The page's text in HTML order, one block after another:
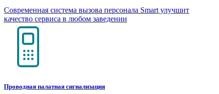
Современная система вызова персонала Smart улучшит
качество сервиса в любом заведении
Проводная палатная сигнализация